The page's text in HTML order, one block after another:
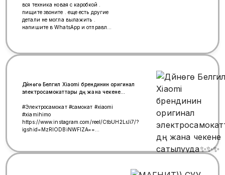
вся техника новая с каробкой .
пищите звоните . еще есть другие
детали не могла вылажить .
напишите в WhatsApp и отправлю
Дүйнөгө Белгилүү Xiaomi брендинин оригинал
электросамокаттары дүң жана чекене
#Электросамокат #самокат #xiaomi
#xiamihimo
https://www.instagram.com/reel/CtbUH2LrJi7/?
igshid=MzRlODBiNWFlZA==
байланышка чыгышынарды сурана кетем!